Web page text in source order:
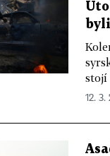
stojí
12. 3.